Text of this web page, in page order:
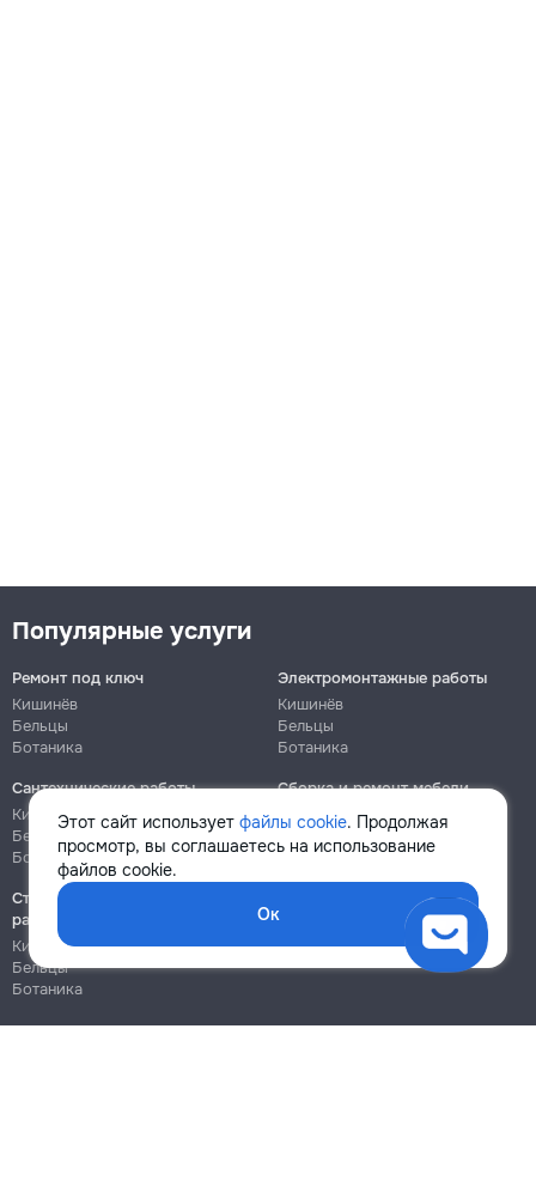
Этот сайт использует файлы cookie. Продолжая
просмотр, вы соглашаетесь на использование
файлов cookie.
Ок
Популярные услуги
Ремонт под ключ
Кишинёв
Бельцы
Ботаника
Электромонтажные работы
Кишинёв
Бельцы
Ботаника
Сантехнические работы
Кишинёв
Бельцы
Ботаника
Сборка и ремонт мебели
Кишинёв
Ботаника
Строительно-монтажные
работы
Кишинёв
Бельцы
Ботаника